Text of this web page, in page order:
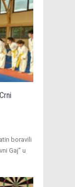
boravili
Gaj” u